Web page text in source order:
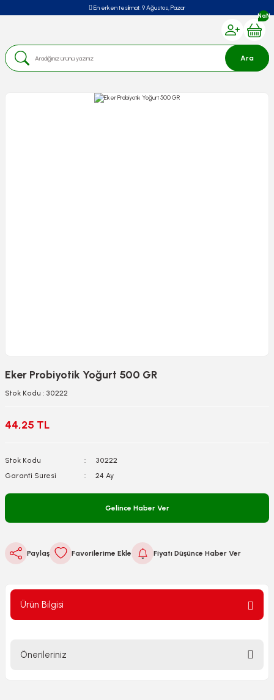
En erken teslimat: 9 Ağustos, Pazar
Ara
NaN
Eker Probiyotik Yoğurt 500 GR
Stok Kodu : 30222
44,25 TL
Stok Kodu
30222
Garanti Süresi
24 Ay
Gelince Haber Ver
Paylaş Fiyatı Düşünce Haber Ver
Ürün Bilgisi
Önerileriniz